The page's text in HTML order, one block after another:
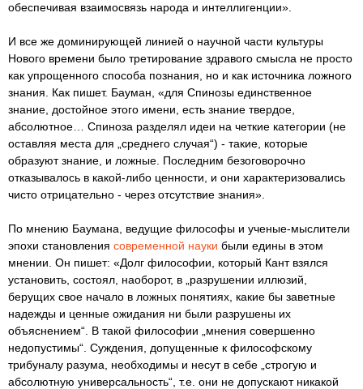
обеспечивая взаимосвязь народа и интеллигенции».
И все же доминирующей линией о научной части культуры
Нового времени было третирование здравого смысла не просто
как упрощенного способа познания, но и как источника ложного
знания. Как пишет. Бауман, «для Спинозы единственное
знание, достойное этого имени, есть знание твердое,
абсолютное… Спиноза разделял идеи на четкие категории (не
оставляя места для „среднего случая“) - такие, которые
образуют знание, и ложные. Последним безоговорочно
отказывалось в какой-либо ценности, и они характеризовались
чисто отрицательно - через отсутствие знания».
По мнению Баумана, ведущие философы и ученые-мыслители
эпохи становления современной науки были едины в этом
мнении. Он пишет: «Долг философии, который Кант взялся
установить, состоял, наоборот, в „разрушении иллюзий,
берущих свое начало в ложных понятиях, какие бы заветные
надежды и ценные ожидания ни были разрушены их
объяснением“. В такой философии „мнения совершенно
недопустимы“. Суждения, допущенные к философскому
трибуналу разума, необходимы и несут в себе „строгую и
абсолютную универсальность“, т.е. они не допускают никакой